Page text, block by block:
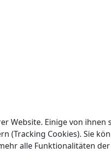
Website. Einige von
(Tracking Cookies). Sie
alle Funktionalitäten